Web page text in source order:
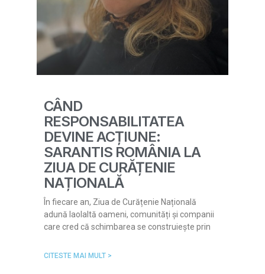
CÂND
RESPONSABILITATEA
DEVINE ACȚIUNE:
SARANTIS ROMÂNIA LA
ZIUA DE CURĂȚENIE
NAȚIONALĂ
În fiecare an, Ziua de Curățenie Națională
adună laolaltă oameni, comunități și companii
care cred că schimbarea se construiește prin
CITESTE MAI MULT >